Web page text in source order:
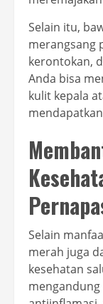
Selain itu,
merangsang
kerontokan,
Anda bisa
kulit kepala
Selain
merah juga
kesehatan